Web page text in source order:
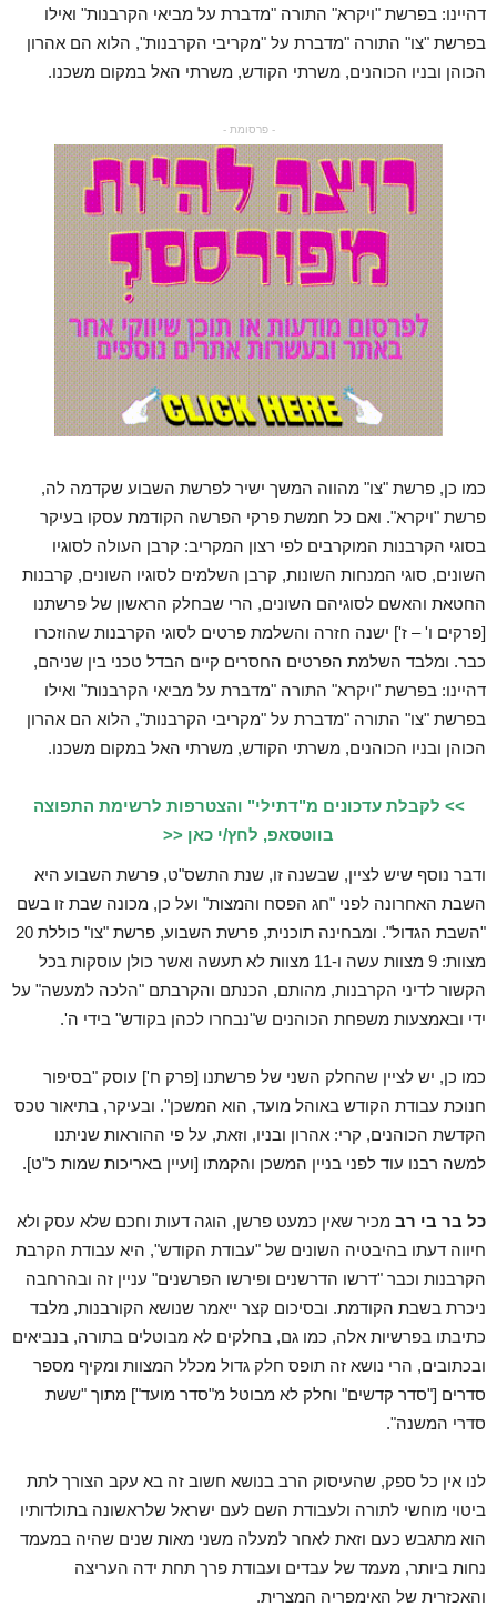
דהיינו: בפרשת "ויקרא" התורה "מדברת על מביאי הקרבנות" ואילו
בפרשת "צו" התורה "מדברת על "מקריבי הקרבנות", הלוא הם אהרון
הכוהן ובניו הכוהנים, משרתי הקודש, משרתי האל במקום משכנו.
- פרסומת -
כמו כן, פרשת "צו" מהווה המשך ישיר לפרשת השבוע שקדמה לה,
פרשת "ויקרא". ואם כל חמשת פרקי הפרשה הקודמת עסקו בעיקר
בסוגי הקרבנות המוקרבים לפי רצון המקריב: קרבן העולה לסוגיו
השונים, סוגי המנחות השונות, קרבן השלמים לסוגיו השונים, קרבנות
החטאת והאשם לסוגיהם השונים, הרי שבחלק הראשון של פרשתנו
[פרקים ו' – ז'] ישנה חזרה והשלמת פרטים לסוגי הקרבנות שהוזכרו
כבר. ומלבד השלמת הפרטים החסרים קיים הבדל טכני בין שניהם,
דהיינו: בפרשת "ויקרא" התורה "מדברת על מביאי הקרבנות" ואילו
בפרשת "צו" התורה "מדברת על "מקריבי הקרבנות", הלוא הם אהרון
הכוהן ובניו הכוהנים, משרתי הקודש, משרתי האל במקום משכנו.
>> לקבלת עדכונים מ"דתילי" והצטרפות לרשימת התפוצה
בווטסאפ, לחץ/י כאן <<
ודבר נוסף שיש לציין, שבשנה זו, שנת התשס"ט, פרשת השבוע היא
השבת האחרונה לפני "חג הפסח והמצות" ועל כן, מכונה שבת זו בשם
"השבת הגדול". ומבחינה תוכנית, פרשת השבוע, פרשת "צו" כוללת 20
מצוות: 9 מצוות עשה ו-11 מצוות לא תעשה ואשר כולן עוסקות בכל
הקשור לדיני הקרבנות, מהותם, הכנתם והקרבתם "הלכה למעשה" על
ידי ובאמצעות משפחת הכוהנים ש"נבחרו לכהן בקודש" בידי ה'.
כמו כן, יש לציין שהחלק השני של פרשתנו [פרק ח'] עוסק "בסיפור
חנוכת עבודת הקודש באוהל מועד, הוא המשכן". ובעיקר, בתיאור טכס
הקדשת הכוהנים, קרי: אהרון ובניו, וזאת, על פי ההוראות שניתנו
למשה רבנו עוד לפני בניין המשכן והקמתו [ועיין באריכות שמות כ"ט].
כל בר בי רב מכיר שאין כמעט פרשן, הוגה דעות וחכם שלא עסק ולא
חיווה דעתו בהיבטיה השונים של "עבודת הקודש", היא עבודת הקרבת
הקרבנות וכבר "דרשו הדרשנים ופירשו הפרשנים" עניין זה ובהרחבה
ניכרת בשבת הקודמת. ובסיכום קצר ייאמר שנושא הקורבנות, מלבד
כתיבתו בפרשיות אלה, כמו גם, בחלקים לא מבוטלים בתורה, בנביאים
ובכתובים, הרי נושא זה תופס חלק גדול מכלל המצוות ומקיף מספר
סדרים ["סדר קדשים" וחלק לא מבוטל מ"סדר מועד"] מתוך "ששת
סדרי המשנה".
לנו אין כל ספק, שהעיסוק הרב בנושא חשוב זה בא עקב הצורך לתת
ביטוי מוחשי לתורה ולעבודת השם לעם ישראל שלראשונה בתולדותיו
הוא מתגבש כעם וזאת לאחר למעלה משני מאות שנים שהיה במעמד
נחות ביותר, מעמד של עבדים ועבודת פרך תחת ידה העריצה
והאכזרית של האימפריה המצרית.